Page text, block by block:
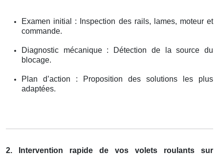
Examen initial : Inspection des rails, lames, moteur et
commande.
Diagnostic mécanique : Détection de la source du
blocage.
Plan d’action : Proposition des solutions les plus
adaptées.
2. Intervention rapide de vos volets roulants sur